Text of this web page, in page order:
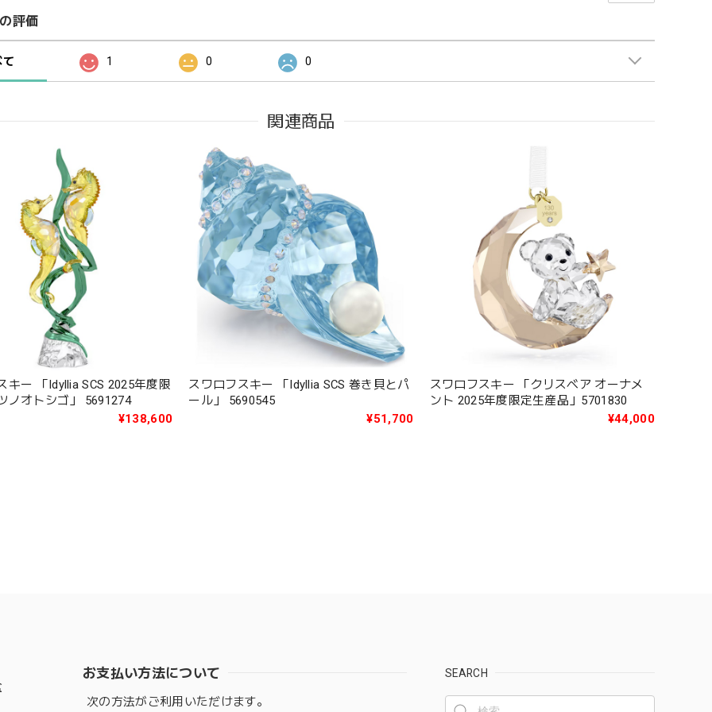
評価
て 1 0 0
関連商品
キー 「Idyllia SCS 2025年度限
定作品タツノオトシゴ」 5691274
¥138,600
スワロフスキー 「Idyllia SCS 巻き貝とパ
ール」 5690545
¥51,700
スワロフスキー 「クリスベア オーナメ
ント 2025年度限定生産品」5701830
¥44,000
お支払い方法について
次の方法がご利用いただけます。
SEARCH